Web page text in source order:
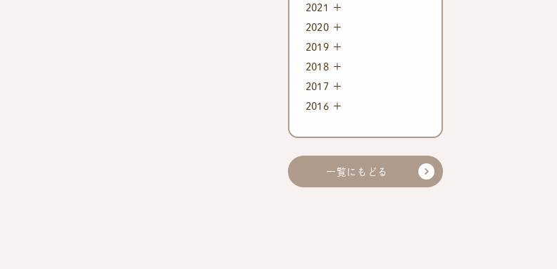
2021
2020
2019
2018
2017
2016
一覧にもどる